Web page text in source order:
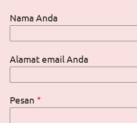
Nama Anda
Alamat email Anda
Pesan